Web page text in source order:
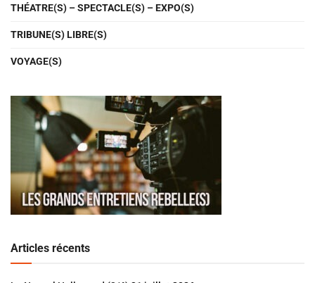
THÉATRE(S) – SPECTACLE(S) – EXPO(S)
TRIBUNE(S) LIBRE(S)
VOYAGE(S)
Articles récents